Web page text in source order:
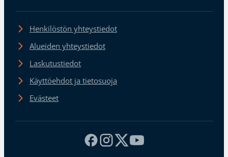
Henkilöstön yhteystiedot
Alueiden yhteystiedot
Laskutustiedot
Käyttöehdot ja tietosuoja
Evästeet